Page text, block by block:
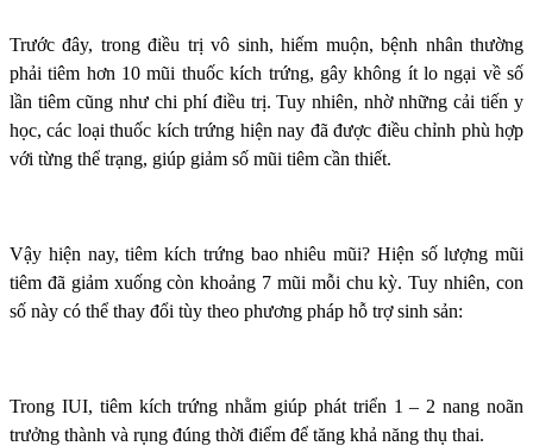
Trước đây, trong điều trị vô sinh, hiếm muộn, bệnh nhân thường
phải tiêm hơn 10 mũi thuốc kích trứng, gây không ít lo ngại về số
lần tiêm cũng như chi phí điều trị. Tuy nhiên, nhờ những cải tiến y
học, các loại thuốc kích trứng hiện nay đã được điều chỉnh phù hợp
với từng thể trạng, giúp giảm số mũi tiêm cần thiết.
Vậy hiện nay, tiêm kích trứng bao nhiêu mũi? Hiện số lượng mũi
tiêm đã giảm xuống còn khoảng 7 mũi mỗi chu kỳ. Tuy nhiên, con
số này có thể thay đổi tùy theo phương pháp hỗ trợ sinh sản:
Trong IUI, tiêm kích trứng nhằm giúp phát triển 1 – 2 nang noãn
trưởng thành và rụng đúng thời điểm để tăng khả năng thụ thai.